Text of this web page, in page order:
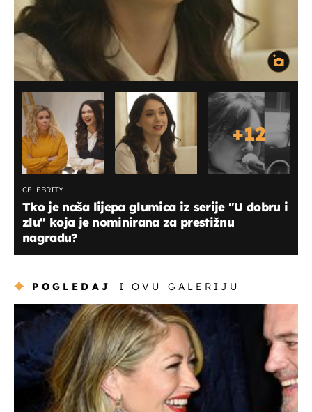
+12
CELEBRITY
Tko je naša lijepa glumica iz serije ''U dobru i
zlu'' koja je nominirana za prestižnu
nagradu?
POGLEDAJ I OVU GALERIJU